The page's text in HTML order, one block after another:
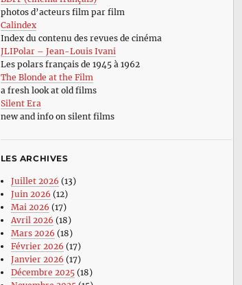
photos d’acteurs film par film
Calindex
Index du contenu des revues de cinéma
JLIPolar – Jean-Louis Ivani
Les polars français de 1945 à 1962
The Blonde at the Film
a fresh look at old films
Silent Era
new and info on silent films
LES ARCHIVES
Juillet 2026 (13)
Juin 2026 (12)
Mai 2026 (17)
Avril 2026 (18)
Mars 2026 (18)
Février 2026 (17)
Janvier 2026 (17)
Décembre 2025(18)